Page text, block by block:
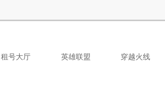
租号大厅 英雄联盟 穿越火线